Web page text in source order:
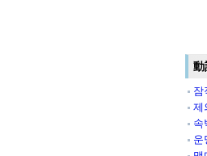
動
잠
제
속
운